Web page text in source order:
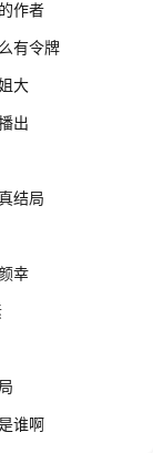
作者
有令牌
大
出
结局
幸
谁啊